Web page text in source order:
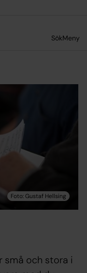
SökMeny
små och stora i